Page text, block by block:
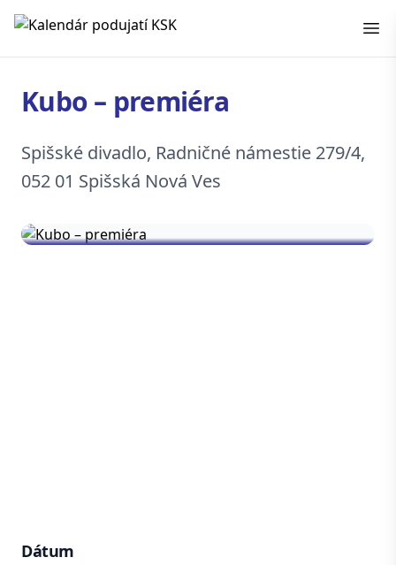
Kalendár podujatí KSK
Kubo – premiéra
Spišské divadlo, Radničné námestie 279/4,
052 01 Spišská Nová Ves
Dátum